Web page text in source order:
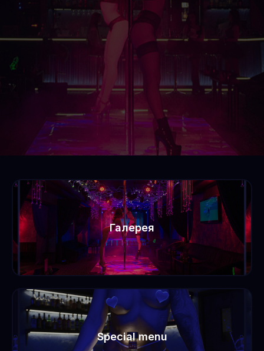
Галерея
Special menu